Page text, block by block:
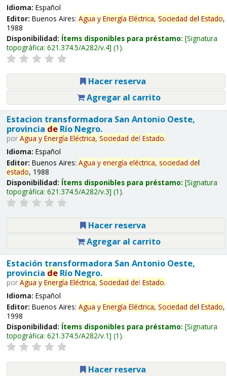
Idioma: Español
Editor: Buenos Aires: Agua y Energía Eléctrica, Sociedad del Estado,
1988
Disponibilidad: Ítems disponibles para préstamo: Signatura
topográfica: 621.374.5/A282/v.4 (1).
Hacer reserva
Agregar al carrito
Estacion transformadora San Antonio Oeste,
provincia deRío Negro.
por Agua y Energía Eléctrica, Sociedad del Estado.
Idioma: Español
Editor: Buenos Aires: Agua y energía eléctrica, sociedad del
estado, 1988
Disponibilidad: Ítems disponibles para préstamo: Signatura
topográfica: 621.374.5/A282/v.3 (1).
Hacer reserva
Agregar al carrito
Estación transformadora San Antonio Oeste,
provincia deRío Negro.
por Agua y Energía Eléctrica, Sociedad del Estado.
Idioma: Español
Editor: Buenos Aires: Agua y Energía Eléctrica, Sociedad del Estado,
1998
Disponibilidad: Ítems disponibles para préstamo: Signatura
topográfica: 621.374.5/A282/v.1 (1).
Hacer reserva